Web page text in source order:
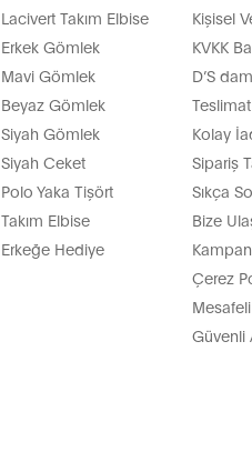
Lacivert Takım Elbise
Erkek Gömlek
Mavi Gömlek
Beyaz Gömlek
Siyah Gömlek
Siyah Ceket
Polo Yaka Tişört
Takım Elbise
Erkeğe Hediye
Kişisel
KVKK
D’S
Kolay
Sipariş
Sıkça
Bize
Çerez
Güvenli